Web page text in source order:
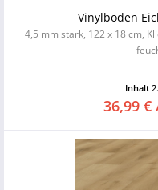
Vinylboden
4,5 mm stark, 122 x 18 cm,
Inhalt
36,99 €